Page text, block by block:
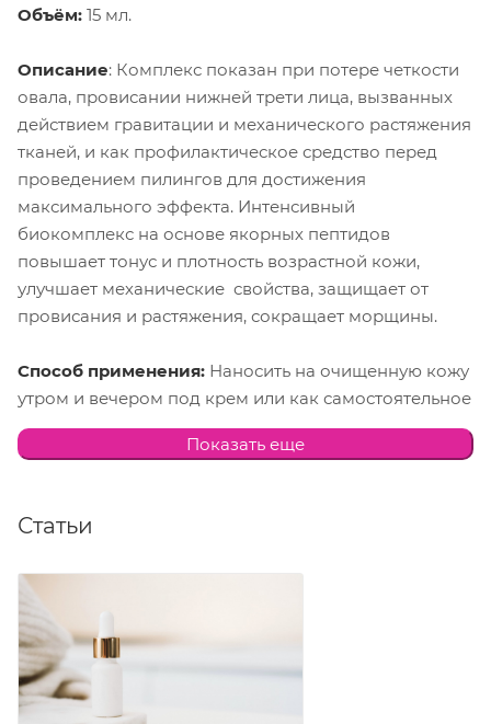
Объём: 15 мл.
Описание: Комплекс показан при потере четкости
овала, провисании нижней трети лица, вызванных
действием гравитации и механического растяжения
тканей, и как профилактическое средство перед
проведением пилингов для достижения
максимального эффекта. Интенсивный
биокомплекс на основе якорных пептидов
повышает тонус и плотность возрастной кожи,
улучшает механические свойства, защищает от
провисания и растяжения, сокращает морщины.
Способ применения: Наносить на очищенную кожу
утром и вечером под крем или как самостоятельное
средство. Для достижения выраженного эффекта
рекомендован курс применения 10-14 недель.
oligopeptide, palmitoyl tetrapeptide-7, palmitoyl
hydrolyzed rice protein, hydrolyzed soy flour, algae
extract, 2-methyl-4-isothiazolin-3-one.
Показать еще
Статьи